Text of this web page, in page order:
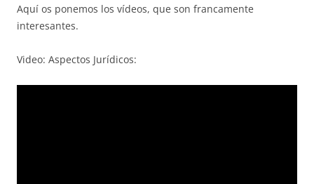
Aquí os ponemos los vídeos, que son francamente
interesantes.
Video: Aspectos Jurídicos: